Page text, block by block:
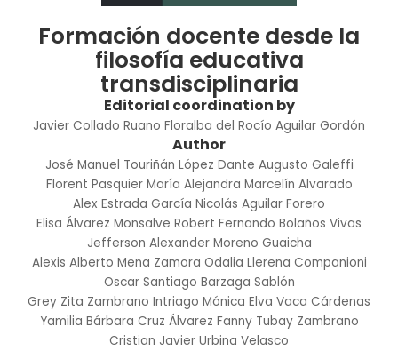
Formación docente desde la
filosofía educativa
transdisciplinaria
Editorial coordination by
Javier Collado Ruano Floralba del Rocío Aguilar Gordón
Author
José Manuel Touriñán López Dante Augusto Galeffi
Florent Pasquier María Alejandra Marcelín Alvarado
Alex Estrada García Nicolás Aguilar Forero
Elisa Álvarez Monsalve Robert Fernando Bolaños Vivas
Jefferson Alexander Moreno Guaicha
Alexis Alberto Mena Zamora Odalia Llerena Companioni
Oscar Santiago Barzaga Sablón
Grey Zita Zambrano Intriago Mónica Elva Vaca Cárdenas
Yamilia Bárbara Cruz Álvarez Fanny Tubay Zambrano
Cristian Javier Urbina Velasco